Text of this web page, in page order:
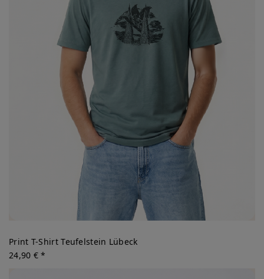
Print T-Shirt Teufelstein Lübeck
24,90 € *